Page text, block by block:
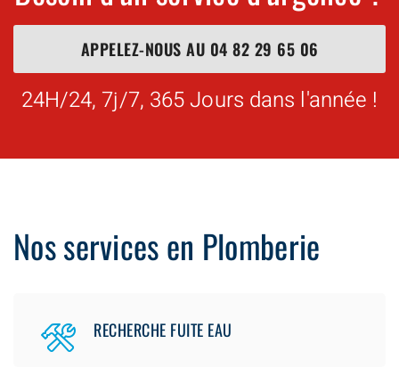
APPELEZ-NOUS AU 04 82 29 65 06
24H/24, 7j/7, 365 Jours dans l'année !
Nos services en Plomberie
RECHERCHE FUITE EAU